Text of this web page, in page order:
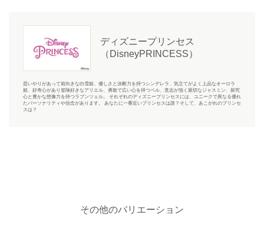
ディズニープリンセス
（DisneyPRINCESS）
思いやりがあって前向きな白雪姫、優しさと決断力を持つシンデレラ、気立てがよく上品なオーロラ
姫、好奇心があり冒険好きなアリエル、勇敢で広い心を持つベル、意志が強く親切なジャスミン、探究
心と豊かな想像力を持つラプンツェル。 それぞれのディズニープリンセスには、ユニークで異なる優れ
たパーソナリティや信念があります。 あなたに一番近いプリンセスは誰？そして、あこがれのプリンセ
スは？
その他のバリエーション